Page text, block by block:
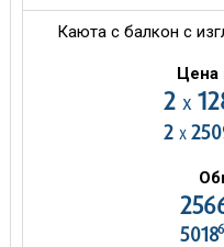
Каюта с балкон с
Цена
2 х
2 х
5018